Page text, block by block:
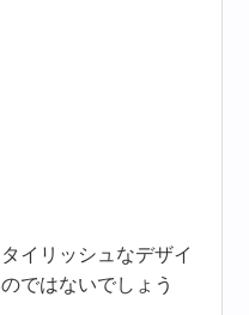
イリッシュなデザイ
ではないでしょう